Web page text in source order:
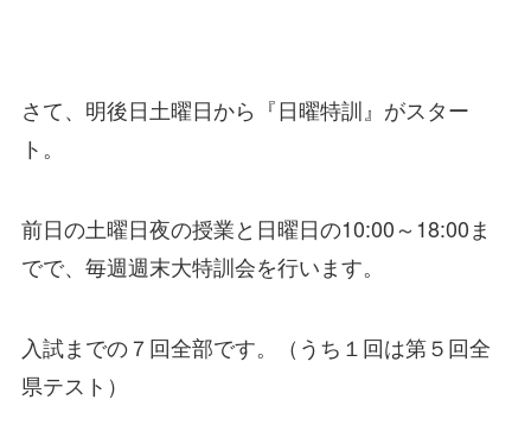
さて、明後日土曜日から『日曜特訓』がスター
ト。
前日の土曜日夜の授業と日曜日の10:00～18:00ま
でで、毎週週末大特訓会を行います。
入試までの７回全部です。（うち１回は第５回全
県テスト）